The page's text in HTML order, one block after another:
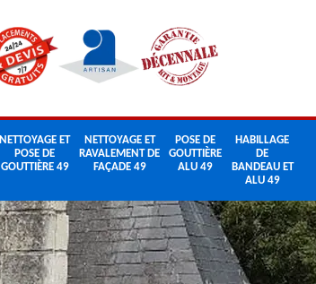
NETTOYAGE ET
POSE DE
GOUTTIÈRE 49
NETTOYAGE ET
RAVALEMENT DE
FAÇADE 49
POSE DE
GOUTTIÈRE
ALU 49
HABILLAGE
DE
BANDEAU ET
ALU 49